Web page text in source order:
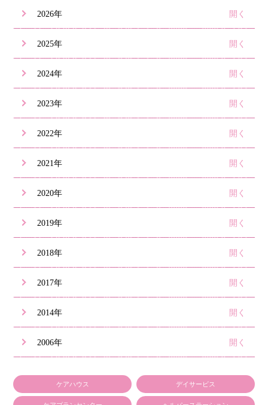
2026年
2025年
2024年
2023年
2022年
2021年
2020年
2019年
2018年
2017年
2014年
2006年
ケアハウス デイサービス